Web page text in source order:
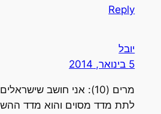
Reply
יובל
מרים (10): אני חושב
לתת מדד מסוים והוא מדד